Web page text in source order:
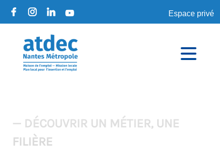
Espace privé
— DÉCOUVRIR UN MÉTIER, UNE
FILIÈRE